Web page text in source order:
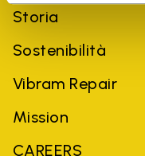
Storia
Sostenibilità
Vibram Repair
Mission
CAREERS